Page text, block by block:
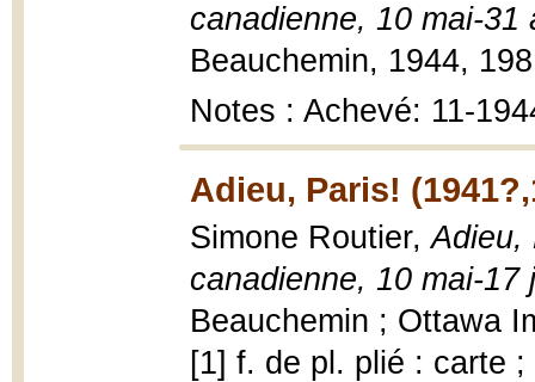
canadienne, 10 mai-31
Beauchemin, 1944,
Notes : Achevé: 11-
Adieu, Paris!
Simone Routier,Adieu,
canadienne, 10 mai-17
Beauchemin ; Ottawa
[1] f. de pl. plié : carte ;